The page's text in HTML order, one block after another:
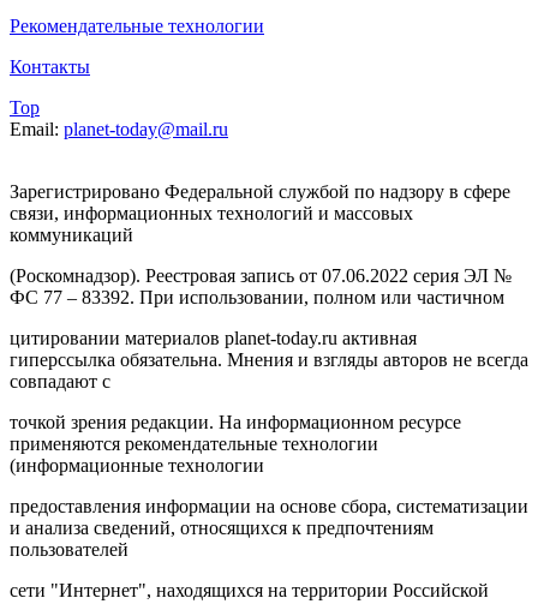
Рекомендательные технологии
Контакты
Top
Email: planet-today@mail.ru
Зарегистрировано Федеральной службой по надзору в сфере
связи, информационных технологий и массовых
коммуникаций
(Роскомнадзор). Реестровая запись от 07.06.2022 серия ЭЛ №
ФС 77 – 83392. При использовании, полном или частичном
цитировании материалов planet-today.ru активная
гиперссылка обязательна. Мнения и взгляды авторов не всегда
совпадают с
точкой зрения редакции. На информационном ресурсе
применяются рекомендательные технологии
(информационные технологии
предоставления информации на основе сбора, систематизации
и анализа сведений, относящихся к предпочтениям
пользователей
сети "Интернет", находящихся на территории Российской